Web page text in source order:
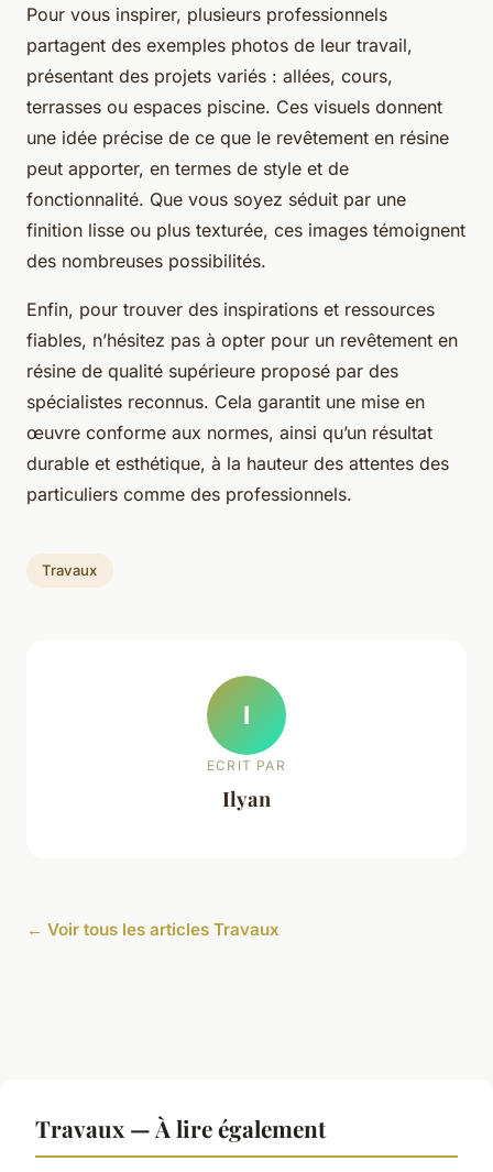
Pour vous inspirer, plusieurs professionnels
partagent des exemples photos de leur travail,
présentant des projets variés : allées, cours,
terrasses ou espaces piscine. Ces visuels donnent
une idée précise de ce que le revêtement en résine
peut apporter, en termes de style et de
fonctionnalité. Que vous soyez séduit par une
finition lisse ou plus texturée, ces images témoignent
des nombreuses possibilités.
Enfin, pour trouver des inspirations et ressources
fiables, n’hésitez pas à opter pour un revêtement en
résine de qualité supérieure proposé par des
spécialistes reconnus. Cela garantit une mise en
œuvre conforme aux normes, ainsi qu’un résultat
durable et esthétique, à la hauteur des attentes des
particuliers comme des professionnels.
Travaux
I
ECRIT PAR
Ilyan
← Voir tous les articles Travaux
Travaux — À lire également